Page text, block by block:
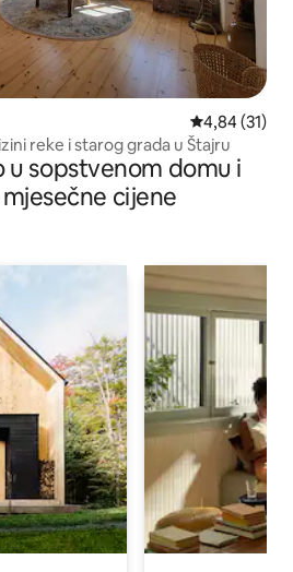
prosječna
4,84 (31)
reke i starog grada u Štajru
u sopstvenom domu i
cijene